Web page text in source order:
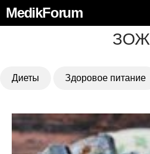
MedikForum
ЗОЖ
Диеты Здоровое питание